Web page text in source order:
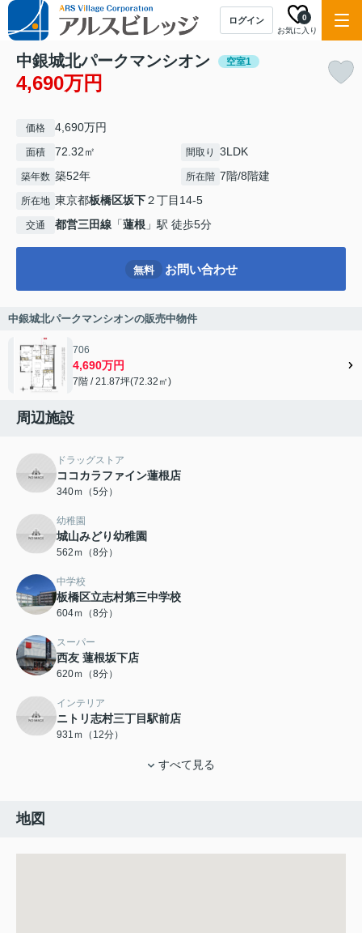
ログイン
お気に入り
0
中銀城北パークマンシオン 空室1
4,690万円
価格 4,690万円
面積 72.32㎡ 間取り 3LDK
築年数 築52年 所在階 7階/8階建
所在地 東京都板橋区坂下２丁目14-5
交通 都営三田線 「蓮根 」駅 徒歩5分
無料 お問い合わせ
中銀城北パークマンシオンの販売中物件
706
4,690万円
7階 / 21.87坪(72.32㎡)
周辺施設
ドラッグストア
ココカラファイン蓮根店
340ｍ（5分）
幼稚園
城山みどり幼稚園
562ｍ（8分）
中学校
板橋区立志村第三中学校
604ｍ（8分）
スーパー
西友 蓮根坂下店
620ｍ（8分）
インテリア
ニトリ志村三丁目駅前店
931ｍ（12分）
すべて見る
地図